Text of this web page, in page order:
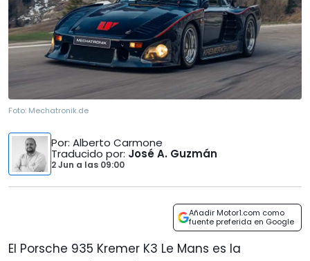
Foto: Mechatronik.de
Por: Alberto Carmone
Traducido por: José A. Guzmán
2 Jun a las 09:00
Añadir Motor1.com como
fuente preferida en Google
El Porsche 935 Kremer K3 Le Mans es la